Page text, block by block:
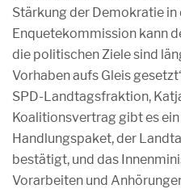
Stärkung der Demokratie in
Enquetekommission kann
die politischen Ziele sind
Vorhaben aufs Gleis
SPD-Landtagsfraktion,
Koalitionsvertrag gibt es
Handlungspaket, der
bestätigt, und das
Vorarbeiten und